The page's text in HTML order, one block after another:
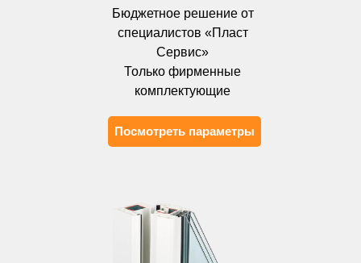
Бюджетное решение от
специалистов «Пласт
Сервис»
Только фирменные
комплектующие
Посмотреть параметры